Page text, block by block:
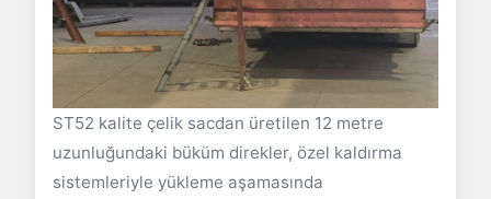
ST52 kalite çelik sacdan üretilen 12 metre
uzunluğundaki büküm direkler, özel kaldırma
sistemleriyle yükleme aşamasında